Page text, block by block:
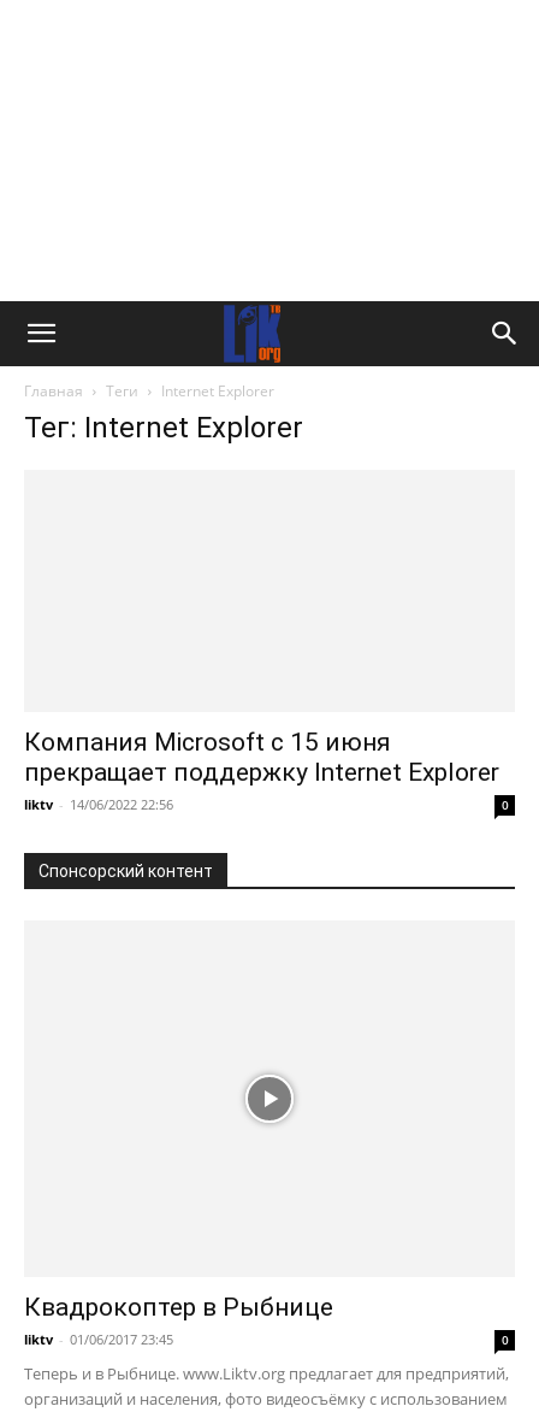
Главная Теги Internet Explorer
Тег: Internet Explorer
Компания Microsoft с 15 июня
прекращает поддержку Internet Explorer
liktv - 14/06/2022 22:56 0
Спонсорский контент
Квадрокоптер в Рыбнице
liktv - 01/06/2017 23:45 0
Теперь и в Рыбнице. www.Liktv.org предлагает для предприятий,
организаций и населения, фото видеосъёмку с использованием